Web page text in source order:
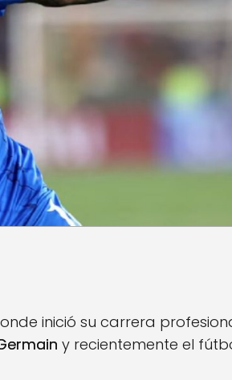
inició su carrera
y recientemente el